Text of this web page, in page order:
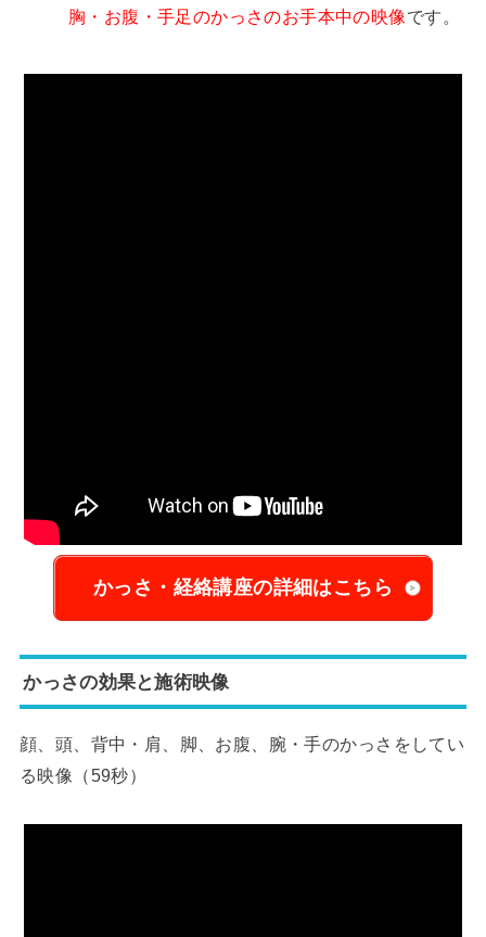
胸・お腹・手足のかっさのお手本中の映像です。
かっさ・経絡講座の詳細はこちら
かっさの効果と施術映像
顔、頭、背中・肩、脚、お腹、腕・手のかっさをしてい
る映像 （59秒）